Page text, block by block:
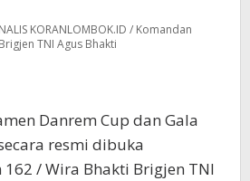
KORANLOMBOK.ID / Komandan
TNI Agus Bhakti
Danrem Cup dan Gala
resmi dibuka
162 / Wira Bhakti Brigjen TNI